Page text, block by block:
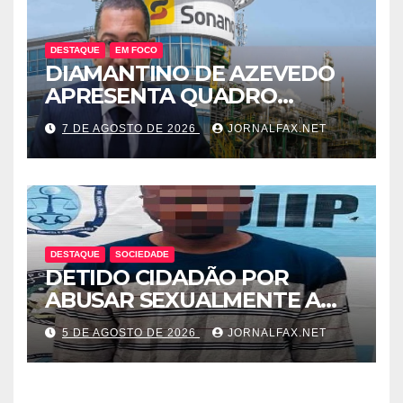
DESTAQUE EM FOCO
DIAMANTINO DE AZEVEDO
APRESENTA QUADRO
SOMBRIO DOS
COMBUSTÍVEIS NO PAÍS E
LEVANTA DÚVIDAS SOBRE A
TRANSPARÊNCIA DAS
CONTAS DO GOVERNO
7 DE AGOSTO DE 2026 JORNALFAX.NET
DESTAQUE SOCIEDADE
DETIDO CIDADÃO POR
ABUSAR SEXUALMENTE A
CUNHADA MENOR DE IDADE
5 DE AGOSTO DE 2026 JORNALFAX.NET